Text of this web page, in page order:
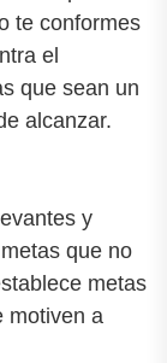
te conformes
el
que sean un
alcanzar.
y
que no
metas
motiven a